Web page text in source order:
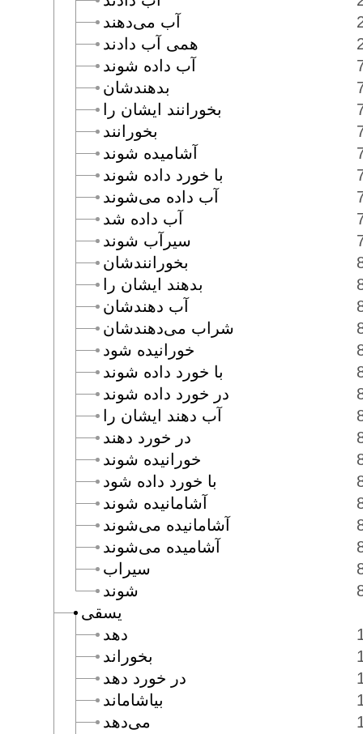
يسقى
آب مى‌دهند
همى آب دادند
آب داده شوند
بدهندشان
بخورانند ايشان را
بخورانند
آشاميده شوند
با خورد داده شوند
آب داده مى‌شوند
آب داده شد
سيرآب شوند
بخورانندشان
بدهند ايشان را
آب دهندشان
شراب مى‌دهندشان
خورانيده شود
با خورد داده شوند
در خورد داده شوند
آب دهند ايشان را
در خورد دهند
خورانيده شوند
با خورد داده شود
آشامانيده شوند
آشامانيده مى‌شوند
آشاميده مى‌شوند
سيراب
شوند
دهد
بخوراند
در خورد دهد
بياشاماند
مى‌دهد